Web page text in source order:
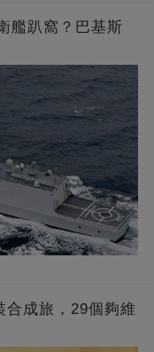
艦趴窩？巴基斯
合成旅，29個夠維